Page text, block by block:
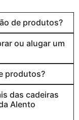
de produtos?
ou alugar um
produtos?
das cadeiras
Alento